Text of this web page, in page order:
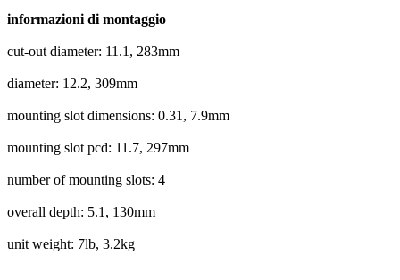
informazioni di montaggio
cut-out diameter: 11.1, 283mm
diameter: 12.2, 309mm
mounting slot dimensions: 0.31, 7.9mm
mounting slot pcd: 11.7, 297mm
number of mounting slots: 4
overall depth: 5.1, 130mm
unit weight: 7lb, 3.2kg